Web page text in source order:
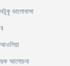
ভালোবাসা
আলোচনা